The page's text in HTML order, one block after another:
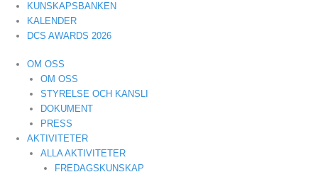
KUNSKAPSBANKEN
KALENDER
DCS AWARDS 2026
OM OSS
OM OSS
STYRELSE OCH KANSLI
DOKUMENT
PRESS
AKTIVITETER
ALLA AKTIVITETER
FREDAGSKUNSKAP